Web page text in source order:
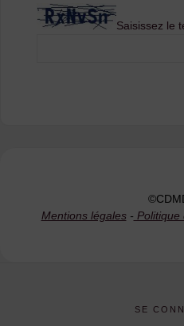
Saisissez le
Mentions légales- Politique
SE